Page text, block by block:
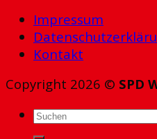
Impressum
Kontakt
Copyright 2026 © SPD